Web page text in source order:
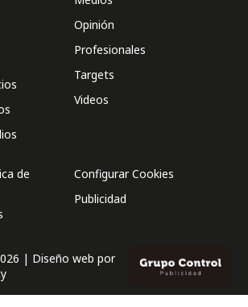
Opinión
Profesionales
Targets
Videos
de
Configurar Cookies
Publicidad
| Diseño web por